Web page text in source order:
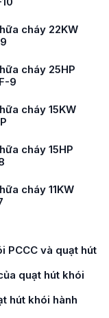
cháy 22KW
cháy 25HP
9
cháy 15KW
cháy 15HP
cháy 11KW
PCCC và quạt hút
quạt hút khói
hút khói hành